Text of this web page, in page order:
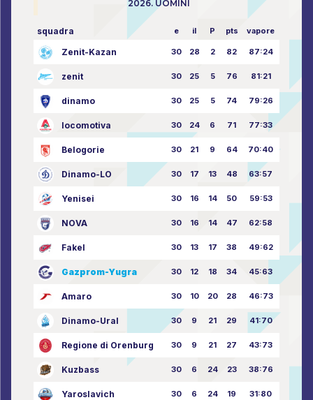
2026. UOMINI
squadra e il P pts vapore
Zenit-Kazan 30 28 2 82 87:24
zenit 30 25 5 76 81:21
dinamo 30 25 5 74 79:26
locomotiva 30 24 6 71 77:33
Belogorie 30 21 9 64 70:40
Dinamo-LO 30 17 13 48 63:57
Yenisei 30 16 14 50 59:53
NOVA 30 16 14 47 62:58
Fakel 30 13 17 38 49:62
Gazprom-Yugra 30 12 18 34 45:63
Amaro 30 10 20 28 46:73
Dinamo-Ural 30 9 21 29 41:70
Regione di Orenburg 30 9 21 27 43:73
Kuzbass 30 6 24 23 38:76
Yaroslavich 30 6 24 19 31:80